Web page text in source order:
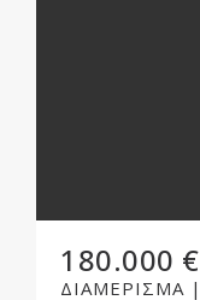
180.000 €
ΔΙΑΜΕΡΙΣΜΑ |